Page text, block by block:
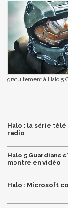
gratuitement à Halo 5
Halo : la série
radio
Halo 5 Guardians
montre en vidéo
Halo : Microsoft